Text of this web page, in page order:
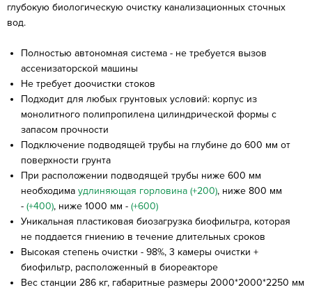
глубокую биологическую очистку канализационных сточных
вод.
Полностью автономная система - не требуется вызов
ассенизаторской машины
Не требует доочистки стоков
Подходит для любых грунтовых условий: корпус из
монолитного полипропилена цилиндрической формы с
запасом прочности
Подключение подводящей трубы на глубине до 600 мм от
поверхности грунта
При расположении подводящей трубы ниже 600 мм
необходима удлиняющая горловина (+200), ниже 800 мм
- (+400), ниже 1000 мм - (+600)
Уникальная пластиковая биозагрузка биофильтра, которая
не поддается гниению в течение длительных сроков
Высокая степень очистки - 98%, 3 камеры очистки +
биофильтр, расположенный в биореакторе
Вес станции 286 кг, габаритные размеры 2000*2000*2250 мм